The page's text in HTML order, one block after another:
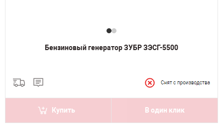
Бензиновый генератор ЗУБР ЗЭСГ-5500
Купить В один клик